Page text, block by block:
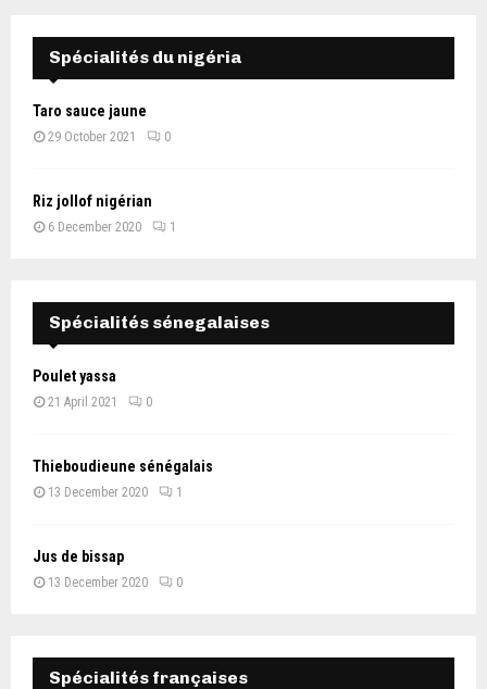
Spécialités du nigéria
Taro sauce jaune
29 October 2021 0
Riz jollof nigérian
6 December 2020 1
Spécialités sénegalaises
Poulet yassa
21 April 2021 0
Thieboudieune sénégalais
13 December 2020 1
Jus de bissap
13 December 2020 0
Spécialités françaises